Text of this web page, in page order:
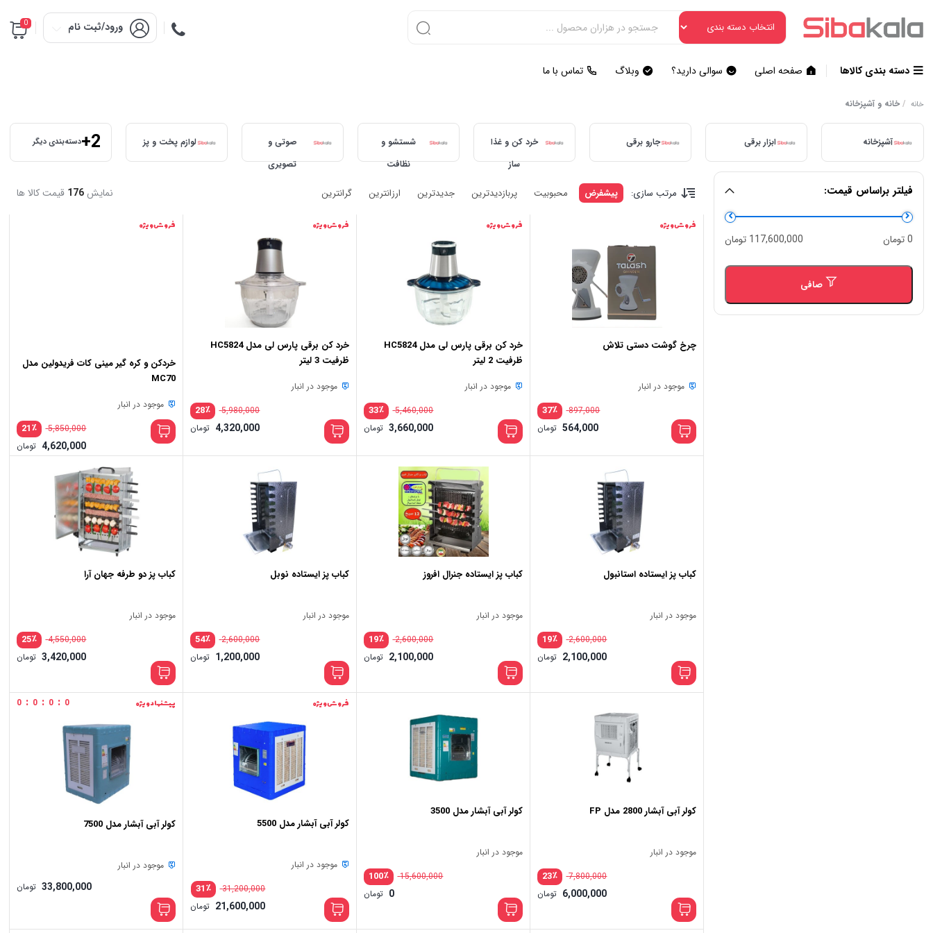
ورود/ثبت نام 0
دسته بندی کالاها صفحه اصلی سوالی دارید؟ وبلاگ تماس با ما
خانه /خانه و آشپزخانه
آشپزخانه ابزار برقی جارو برقی
خرد کن و غذا
ساز
شستشو و
نظافت
صوتی و
تصویری
لوازم پخت و پز +2دسته‌بندی دیگر
هود مخفی یخچال و فریزر فیلتر براساس قیمت:
حداقل
قیمت
حداكثر
قيمت
صافی
0 تومان 117,600,000 تومان
مرتب سازی: پیشفرض محبوبیت پربازدیدترین جدیدترین ارزانترین گرانترین نمایش 176 قیمت کالا ها
فروش ویژه
چرخ گوشت دستی تلاش
موجود در انبار
٪37 897,000
قیمت
اصلی:
897,000 تومان
بود.
564,000 تومان
قیمت
فعلی:
564,000 تومان.
فروش ویژه
خرد کن برقی پارس لی مدل HC5824
ظرفیت 2 لیتر
موجود در انبار
٪33 5,460,000
قیمت
اصلی:
بود.
3,660,000 تومان
قیمت
فعلی:
3,660,000 تومان.
فروش ویژه
خرد کن برقی پارس لی مدل HC5824
ظرفیت 3 لیتر
موجود در انبار
٪28 5,980,000
قیمت
اصلی:
بود.
4,320,000 تومان
قیمت
فعلی:
4,320,000 تومان.
فروش ویژه
خردکن و کره گیر مینی کات فریدولین مدل
MC70
موجود در انبار
٪21 5,850,000
4,620,000 تومان
کباب پز ایستاده استانبول
موجود در انبار
٪19 2,600,000
2,100,000 تومان
کباب پز ایستاده جنرال افروز
موجود در انبار
٪19 2,600,000
2,100,000 تومان
کباب پز ایستاده نوبل
موجود در انبار
٪54 2,600,000
1,200,000 تومان
کباب پز دو طرفه جهان آرا
موجود در انبار
٪25 4,550,000
3,420,000 تومان
کولر آبی آبشار 2800 مدل FP
موجود در انبار
٪23 7,800,000
6,000,000 تومان
کولر آبی آبشار مدل 3500
موجود در انبار
٪100 15,600,000
0 تومان
فروش ویژه
کولر آبی آبشار مدل 5500
موجود در انبار
٪31 31,200,000
قیمت
اصلی:
31,200,000 تومان
21,600,000 تومان
قیمت
فعلی:
پیشنهاد ویژه 0 : 0 : 0 : 0
کولر آبی آبشار مدل 7500
موجود در انبار
33,800,000 تومان